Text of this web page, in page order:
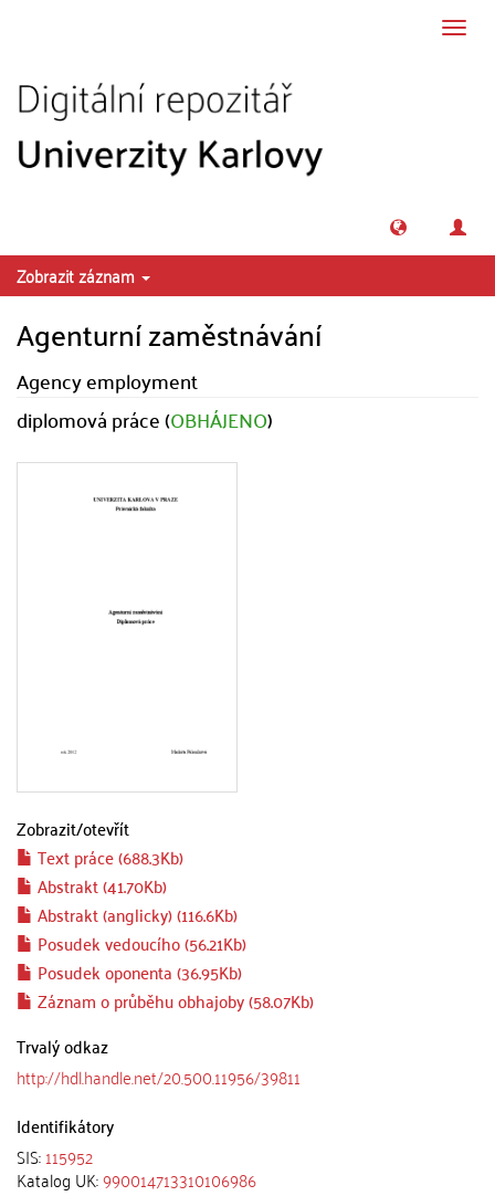
Zobrazit záznam
Agenturní zaměstnávání
Agency employment
diplomová práce (OBHÁJENO)
Zobrazit/otevřít
Text práce (688.3Kb)
Abstrakt (41.70Kb)
Abstrakt (anglicky) (116.6Kb)
Posudek vedoucího (56.21Kb)
Posudek oponenta (36.95Kb)
Záznam o průběhu obhajoby (58.07Kb)
Trvalý odkaz
http://hdl.handle.net/20.500.11956/39811
Identifikátory
SIS:115952
Katalog UK:990014713310106986